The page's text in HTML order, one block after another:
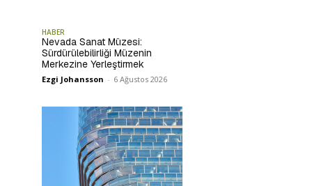
HABER
Nevada Sanat Müzesi:
Sürdürülebilirliği Müzenin
Merkezine Yerleştirmek
Ezgi Johansson - 6 Ağustos 2026